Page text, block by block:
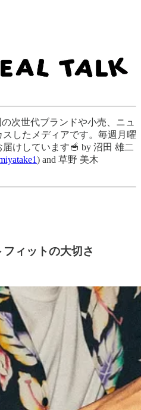
次世代ブランドや小売、ニュ
したメディアです。毎週月曜
けしています🥣 by 沼田 雄二
) and 草野 美木
ィットの大切さ